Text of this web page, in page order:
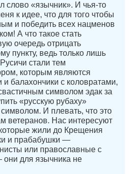
слово «язычник». И чья-то
к идее, что для того чтобы
и победить всех нацменов
А что такое стать
очередь отрицать
пункту, ведь только лишь
стали тем
которым являются
и балахончики с коловратами,
символом эдак за
«русскую рубаху»
И плевать, что это
ветеранов. Нас интересуют
жили до Крещения
и прабабушки —
или православные с
для язычника не